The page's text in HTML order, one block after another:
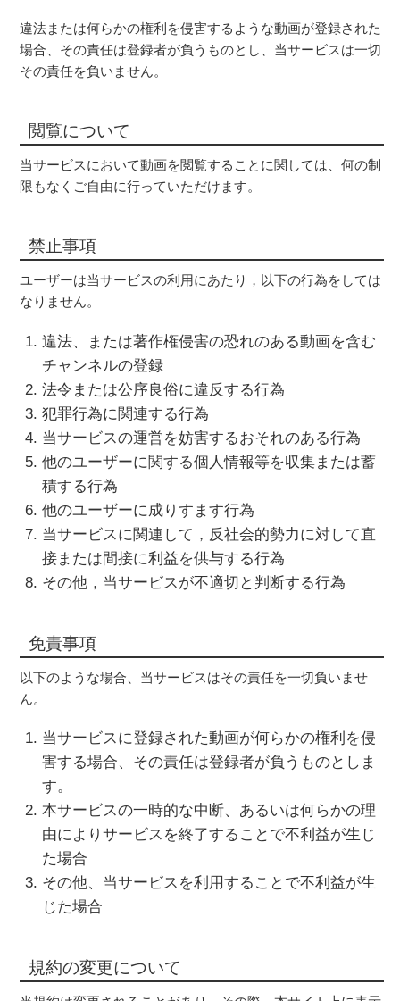
違法または何らかの権利を侵害するような動画が登録された
場合、その責任は登録者が負うものとし、当サービスは一切
その責任を負いません。
閲覧について
当サービスにおいて動画を閲覧することに関しては、何の制
限もなくご自由に行っていただけます。
禁止事項
ユーザーは当サービスの利用にあたり，以下の行為をしては
なりません。
違法、または著作権侵害の恐れのある動画を含む
チャンネルの登録
法令または公序良俗に違反する行為
犯罪行為に関連する行為
当サービスの運営を妨害するおそれのある行為
他のユーザーに関する個人情報等を収集または蓄
積する行為
他のユーザーに成りすます行為
当サービスに関連して，反社会的勢力に対して直
接または間接に利益を供与する行為
その他，当サービスが不適切と判断する行為
免責事項
以下のような場合、当サービスはその責任を一切負いませ
ん。
当サービスに登録された動画が何らかの権利を侵
害する場合、その責任は登録者が負うものとしま
す。
本サービスの一時的な中断、あるいは何らかの理
由によりサービスを終了することで不利益が生じ
た場合
その他、当サービスを利用することで不利益が生
じた場合
規約の変更について